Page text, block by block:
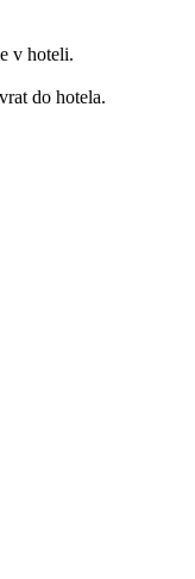
v hoteli.
do hotela.